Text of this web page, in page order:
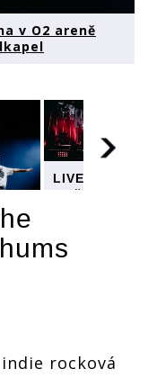
v O2 areně
LIVE:
Vlažného
v O2
areně
rocková